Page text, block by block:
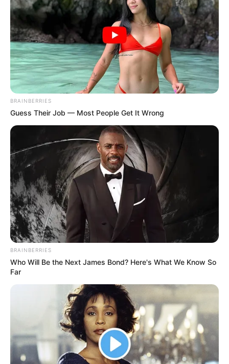
BRAINBERRIES
Guess Their Job — Most People Get It Wrong
BRAINBERRIES
Who Will Be the Next James Bond? Here's What We Know So
Far